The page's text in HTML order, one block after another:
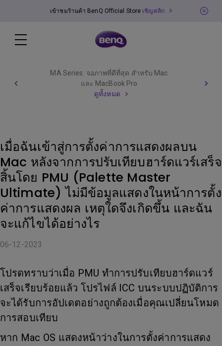
เข้าชมร้านค้า BenQ Official Store เชิญคลิก
MA Series: จอภาพที่ดีที่สุด สำหรับ Mac
และ MacBook Pro
ดูทั้งหมด
เมื่อฉันเข้าสู่การตั้งค่าการแสดงผลบน
Mac หลังจากการปรับเทียบฮาร์ดแวร์เสร็จ
สิ้นโดย PMU (Palette Master
Ultimate) ไม่มีข้อมูลแสดงในหน้าการตั้ง
ค่าการแสดงผล เหตุใดจึงเกิดขึ้น และฉัน
จะแก้ไขได้อย่างไร
06-12-2023
โปรดทราบว่าเมื่อ PMU ทำการปรับเทียบฮาร์ดแวร์
เสร็จเรียบร้อยแล้ว โปรไฟล์ ICC บนระบบปฏิบัติการ
จะได้รับการอัปเดตอย่างถูกต้องเมื่อคุณเปลี่ยนโหมด
การสอบเทียบ
หาก Mac OS แสดงหน้าว่างในการตั้งค่าการแสดง